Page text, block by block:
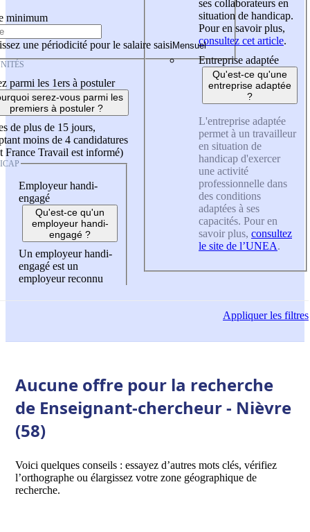
minimum
une périodicité pour le salaire saisi
parmi les 1ers à postuler
serez-vous parmi les
premiers à postuler ?
de plus de 15 jours,
moins de 4 candidatures
France Travail est informé)
Employeur handi-
engagé
Qu'est-ce qu'un
employeur handi-
engagé ?
Un employeur handi-
engagé est un
employeur reconnu
ses collaborateurs en
situation de handicap.
Pour en savoir plus,
consultez cet article.
Entreprise adaptée
Qu'est-ce qu'une
entreprise adaptée
?
L'entreprise adaptée
permet à un travailleur
en situation de
handicap d'exercer
une activité
professionnelle dans
des conditions
adaptées à ses
capacités. Pour en
savoir plus, consultez
le site de l’UNEA.
Appliquerles filtres
Aucune offre pour la recherche
de Enseignant-chercheur - Nièvre
(58)
Voici quelques conseils : essayez d’autres mots clés, vérifiez
l’orthographe ou élargissez votre zone géographique de
recherche.